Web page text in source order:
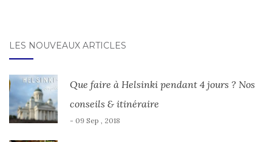
LES NOUVEAUX ARTICLES
Que faire à Helsinki pendant 4 jours ? Nos
conseils & itinéraire
- 09 Sep , 2018